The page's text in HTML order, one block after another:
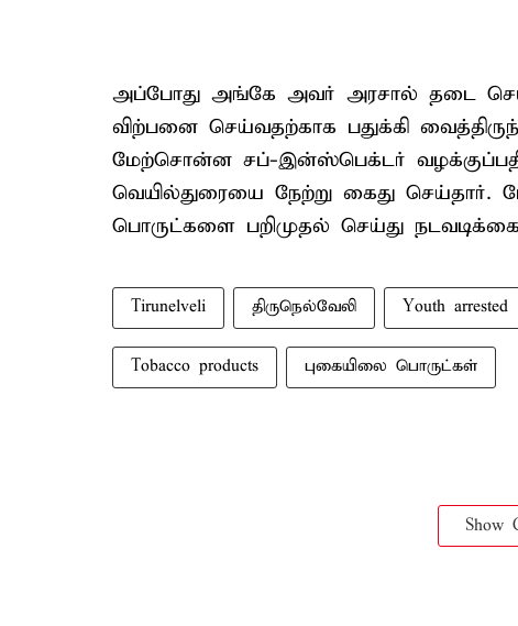
அப்போது அங்கே அவர் அரசால் தடை
விற்பனை செய்வதற்காக பதுக்கி
மேற்சொன்ன சப்-இன்ஸ்பெக்டர்
வெயில்துரையை நேற்று கைது செய்தார்.
பொருட்களை பறிமுதல் செய்து நடவடிக்கை
Tirunelveli திருநெல்வேலி Youth arrested
Tobacco products புகையிலை பொருட்கள்
Show